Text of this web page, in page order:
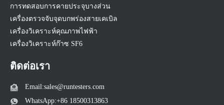
การทดสอบการคายประจุบางส่วน
เครื่องตรวจจับจุดบกพร่องสายเคเบิล
เครื่องวิเคราะห์คุณภาพไฟฟ้า
เครื่องวิเคราะห์ก๊าซ SF6
ติดต่อเรา
Email:sales@runtesters.com
WhatsApp:+86 18500313863